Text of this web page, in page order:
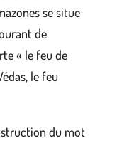
se situe
de
« le feu de
le feu
du mot